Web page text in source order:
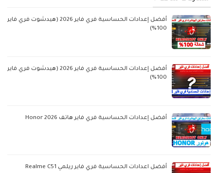
أفضل إعدادات الحساسية فري فاير 2026 (هيدشوت فري فاير
100%)
أفضل إعدادات الحساسية فري فاير 2026 (هيدشوت فري فاير
100%)
أفضل إعدادات الحساسية فري فاير هاتف Honor 2026
أفضل اعدادات الحساسية فري فاير ريلمي Realme C51